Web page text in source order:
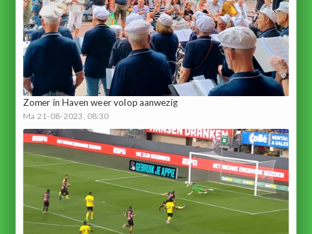
Zomer in Haven weer volop aanwezig
Ma 21-08-2023, 08:30